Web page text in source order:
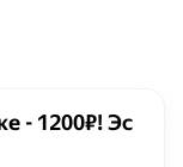
- 1200₽! Эс